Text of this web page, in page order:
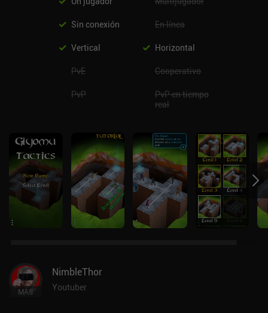
Sin conexión En línea
Vertical Horizontal
PvE Cooperativo
PvP
PvP en tiempo
real
MÁS
NimbleThor
Youtuber